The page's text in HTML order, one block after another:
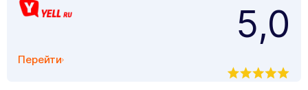
Перейти
5,0